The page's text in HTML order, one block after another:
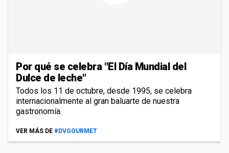
Por qué se celebra "El Día Mundial del
Dulce de leche"
Todos los 11 de octubre, desde 1995, se celebra
internacionalmente al gran baluarte de nuestra
gastronomía.
VER MÁS DE #DVGOURMET